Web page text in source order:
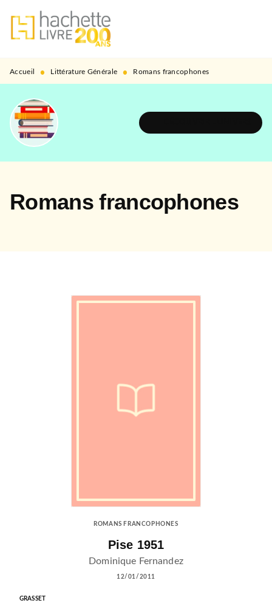
MENU RECHERCHE
PIED DE PAGE
Accueil • Littérature Générale • Romans francophones
Romans francophones
ROMANS FRANCOPHONES
Pise 1951
Dominique Fernandez
12/01/2011
GRASSET